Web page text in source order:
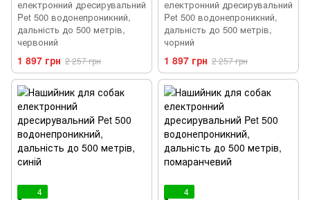
електронний дресирувальний
Pet 500 водонепроникний,
дальність до 500 метрів,
червоний
1 897 грн 2 257 грн
електронний дресирувальний
Pet 500 водонепроникний,
дальність до 500 метрів,
чорний
1 897 грн 2 257 грн
4
4